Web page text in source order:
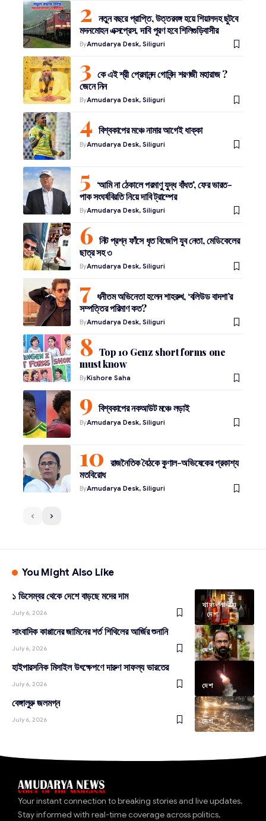
নতুন বছরে প্রাপ্তি, উত্তরবঙ্গ হয়ে শিয়ালদহ ছুটবে
মদনমোহন এক্সপ্রেস, দাবি পূরণ হবে শিলিগুড়িবাসীর
ByAmudarya Desk, Siliguri
কে এই শ্রী প্রেমানন্দ গোবিন্দ শরণজী মহারাজ ?
জেনে নিন
ByAmudarya Desk, Siliguri
বিশ্বকাপের মঞ্চে নামার আগেই ধাক্কা
ByAmudarya Desk, Siliguri
‘আমি না ঠেকালে পরমাণু যুদ্ধ বাঁধত’, ফের ভারত-
পাক সংঘর্ষবিরতি নিয়ে দাবি ট্রাম্পের
ByAmudarya Desk, Siliguri
নিট প্রশ্ন ফাঁসে ধৃত বিজেপি যুব নেতা, মেডিকেলের
ছাত্র সহ ৩
ByAmudarya Desk, Siliguri
ধনীতম অভিনেতা হলেন শাহরুখ, ‘বলিউড বাদশা’র
সম্পত্তির পরিমাণ কত?
ByAmudarya Desk, Siliguri
Top 10 Genz short forms one
must know
ByKishore Saha
বিশ্বকাপের নকআউট মঞ্চে লড়াই
ByAmudarya Desk, Siliguri
রাজনৈতিক বৈঠকে কুণাল-অভিষেকের প্রকাশ্য
মতবিরোধ
ByAmudarya Desk, Siliguri
You Might Also Like
খাদ্য-পানীয়
দেশ
১ ডিসেম্বর থেকে দেশে বাড়ছে মদের দাম
July 6, 2026
দেশ
সাংবাদিক কাপ্পানের জামিনের শর্ত শিথিলের আর্জির শুনানি
July 6, 2026
দেশ
হাইপারসনিক মিসাইল উৎক্ষেপণে দারুণ সাফল্য ভারতের
July 6, 2026
দেশ
বেঙ্গালুরু জলমগ্ন
July 6, 2026
Your instant connection to breaking stories and live updates.
Stay informed with real-time coverage across politics,